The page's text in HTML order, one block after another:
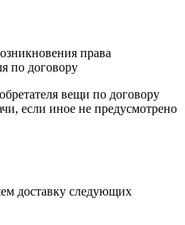
права
по договору
вещи по договору
если иное не предусмотрено
доставку следующих